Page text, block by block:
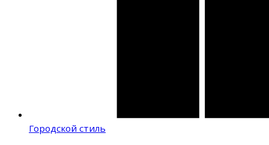
Городской стиль